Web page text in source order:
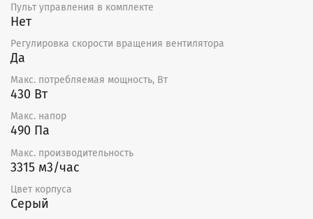
Пульт управления в комплекте
Нет
Регулировка скорости вращения вентилятора
Да
Макс. потребляемая мощность, Вт
430 Вт
Макс. напор
490 Па
Макс. производительность
3315 м3/час
Цвет корпуса
Серый